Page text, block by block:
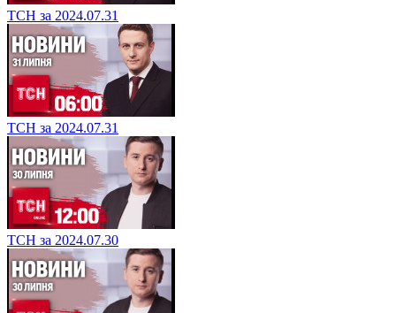
ТСН за 2024.07.31
ТСН за 2024.07.31
ТСН за 2024.07.30